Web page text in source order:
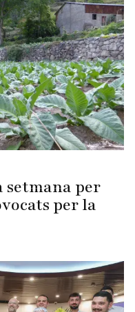
setmana per
per la